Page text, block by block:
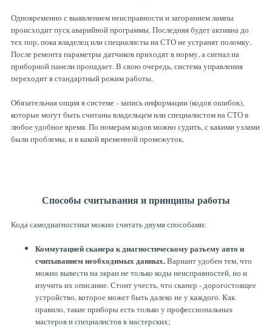
Одновременно с выявлением неисправности и загоранием лампы
происходит пуск аварийной программы. Последняя будет активна до
тех пор, пока владелец или специалисты на СТО не устранят поломку.
После ремонта параметры датчиков приходят в норму, а сигнал на
приборной панели пропадает. В свою очередь, система управления
переходит в стандартный режим работы.
Обязательная опция в системе - запись информации (кодов ошибок),
которые могут быть считаны владельцем или специалистом на СТО в
любое удобное время. По номерам кодов можно судить, с какими узлами
были проблемы, и в какой временной промежуток.
Способы считывания и принципы работы
Кода самодиагностики можно считать двумя способами:
Коммутацией сканера к диагностическому разъему авто и
считыванием необходимых данных.Вариант удобен тем, что
можно вывести на экран не только коды неисправностей, но и
изучить их описание. Стоит учесть, что сканер - дорогостоящее
устройство, которое может быть далеко не у каждого. Как
правило, такие приборы есть только у профессиональных
мастеров и специалистов в мастерских;